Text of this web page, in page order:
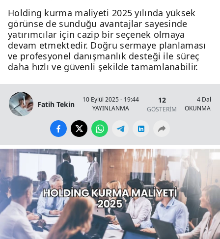
Holding kurma maliyeti 2025 yılında yüksek
görünse de sunduğu avantajlar sayesinde
yatırımcılar için cazip bir seçenek olmaya
devam etmektedir. Doğru sermaye planlaması
ve profesyonel danışmanlık desteği ile süreç
daha hızlı ve güvenli şekilde tamamlanabilir.
Fatih Tekin
10 Eylül 2025 - 19:44
YAYINLANMA
12
GÖSTERİM
4 Dakika
OKUNMA